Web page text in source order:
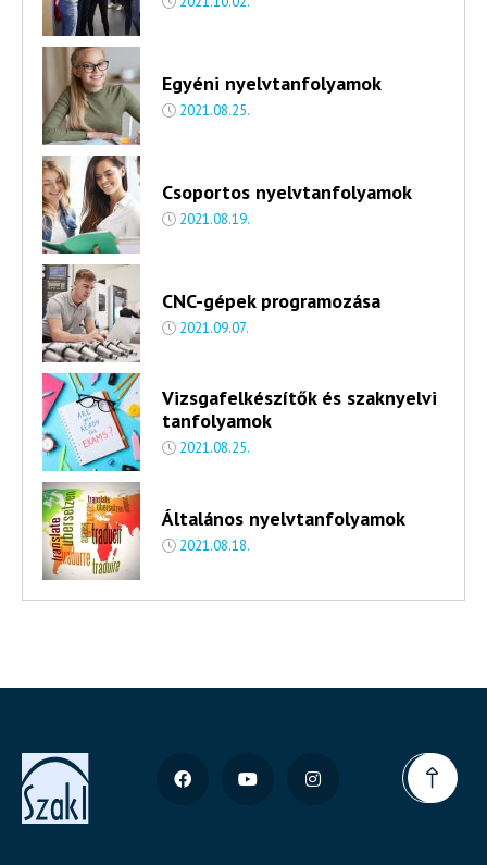
Egyéni nyelvtanfolyamok
2021.08.25.
Csoportos nyelvtanfolyamok
2021.08.19.
CNC-gépek programozása
2021.09.07.
Vizsgafelkészítők és szaknyelvi
tanfolyamok
2021.08.25.
Általános nyelvtanfolyamok
2021.08.18.